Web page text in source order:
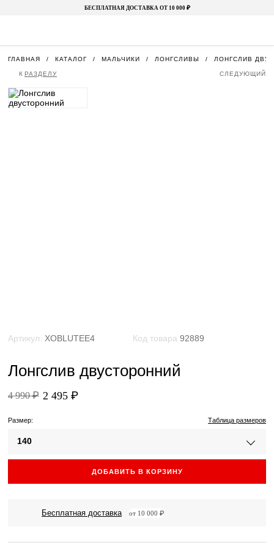
БЕСПЛАТНАЯ ДОСТАВКА ОТ 10 000 ₽
ГЛАВНАЯ КАТАЛОГ МАЛЬЧИКИ ЛОНГСЛИВЫ ЛОНГСЛИВ
К РАЗДЕЛУ СЛЕДУЮЩИЙ
Артикул: XOBLUTEE4 Код товара 92889
Лонгслив двусторонний
4 990 ₽ 2 495 ₽
Размер: Таблица размеров
140
ДОБАВИТЬ В КОРЗИНУ
Бесплатная доставка от 10 000 ₽